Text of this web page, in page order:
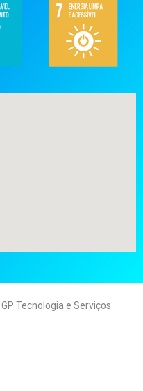
GP Tecnologia e Serviços